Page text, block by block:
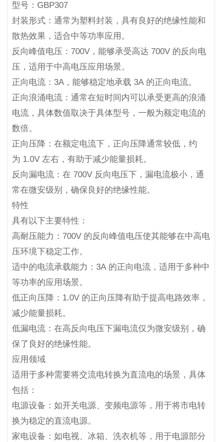
型号：GBP307
封装形式：通常为塑料封装，具有良好的绝缘性能和
散热效果，适合中等功率应用。
反向峰值电压：700V，能够承受高达 700V 的反向电
压，适用于中高电压应用场景。
正向电流：3A，能够稳定地承载 3A 的正向电流。
正向浪涌电流：通常在短时间内可以承受更高的浪涌
电流，具体数值取决于具体型号，一般为额定电流的
数倍。
正向压降：在额定电流下，正向压降通常较低，约
为 1.0V 左右，有助于减少能量损耗。
反向漏电流：在 700V 反向电压下，漏电流极小，通
常在微安级别，确保良好的绝缘性能。
特性
具有以下主要特性：
高耐压能力：700V 的反向峰值电压使其能够在中高电
压环境下稳定工作。
适中的电流承载能力：3A 的正向电流，适用于多种中
等功率的应用场景。
低正向压降：1.0V 的正向压降有助于提高电路效率，
减少能量损耗。
低漏电流：在高反向电压下漏电流仅为微安级别，确
保了良好的绝缘性能。
应用领域
适用于多种需要将交流电转换为直流电的场景，具体
包括：
电源设备：如开关电源、变频电源等，用于将市电转
换为稳定的直流电源。
家电设备：如电视、冰箱、洗衣机等，用于电源部分